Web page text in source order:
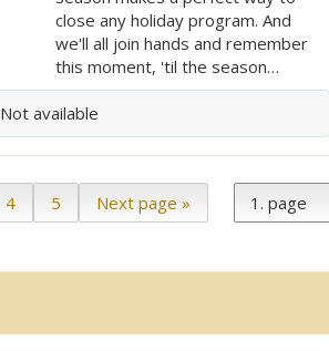
close any holiday program. And
we'll all join hands and remember
this moment, 'til the season…
Not available
4 5 Next page »